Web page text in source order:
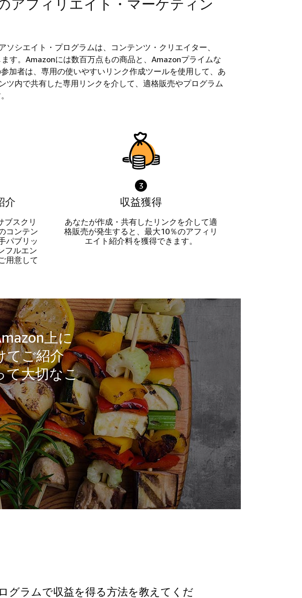
アフィリエイト・マーケティン
シエイト・プログラムは、コンテンツ・クリエイター、
す。Amazonには数百万点もの商品と、Amazonプライムな
加者は、専用の使いやすいリンク作成ツールを使用して、あ
内で共有した専用リンクを介して、適格販売やプログラム
介
ブスクリ
コンテン
パブリッ
フルエン
用意して
3
収益獲得
あなたが作成・共有したリンクを介して適
格販売が発生すると、最大10％のアフィリ
エイト紹介料を獲得できます。
上に
てご紹介
て大切なこ
グラムで収益を得る方法を教えてくだ